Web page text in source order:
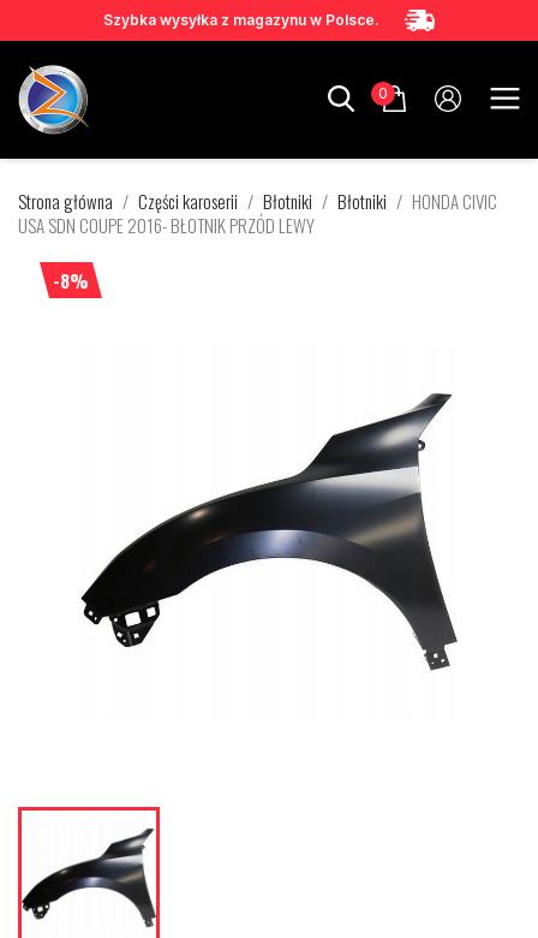
Szybka wysyłka z magazynu w Polsce.
0
Strona główna Części karoserii Błotniki Błotniki
HONDA CIVIC
USA SDN COUPE 2016- BŁOTNIK PRZÓD LEWY
-8%